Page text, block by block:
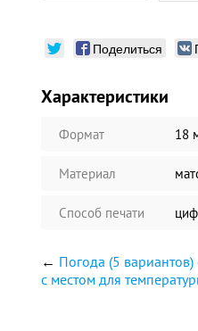
Поделиться
Характеристики
Формат 18
Материал
Способ печати
← Погода (5
с местом для